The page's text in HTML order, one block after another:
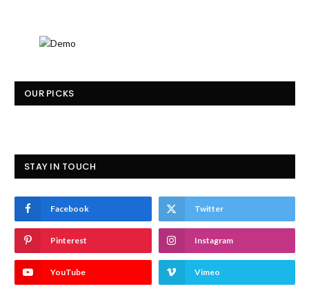
OUR PICKS
STAY IN TOUCH
Facebook Twitter
Pinterest Instagram
YouTube Vimeo